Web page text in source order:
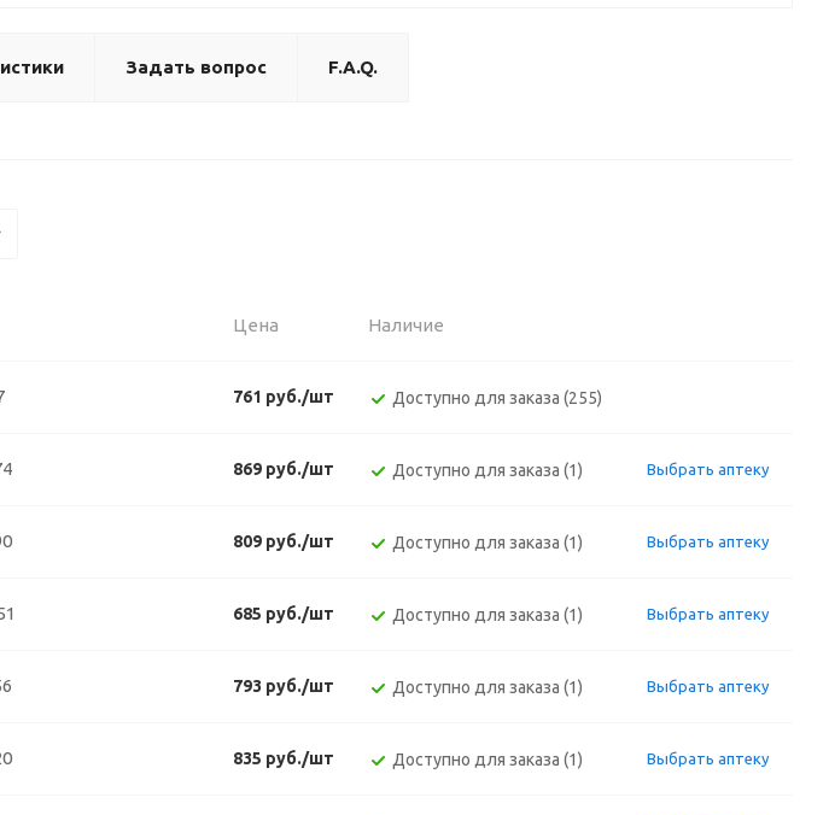
Задать вопрос F.A.Q.
Цена Наличие
761 руб./шт Доступно для заказа (255)
869 руб./шт Доступно для заказа (1) Выбрать аптеку
809 руб./шт Доступно для заказа (1) Выбрать аптеку
685 руб./шт Доступно для заказа (1) Выбрать аптеку
793 руб./шт Доступно для заказа (1) Выбрать аптеку
835 руб./шт Доступно для заказа (1) Выбрать аптеку